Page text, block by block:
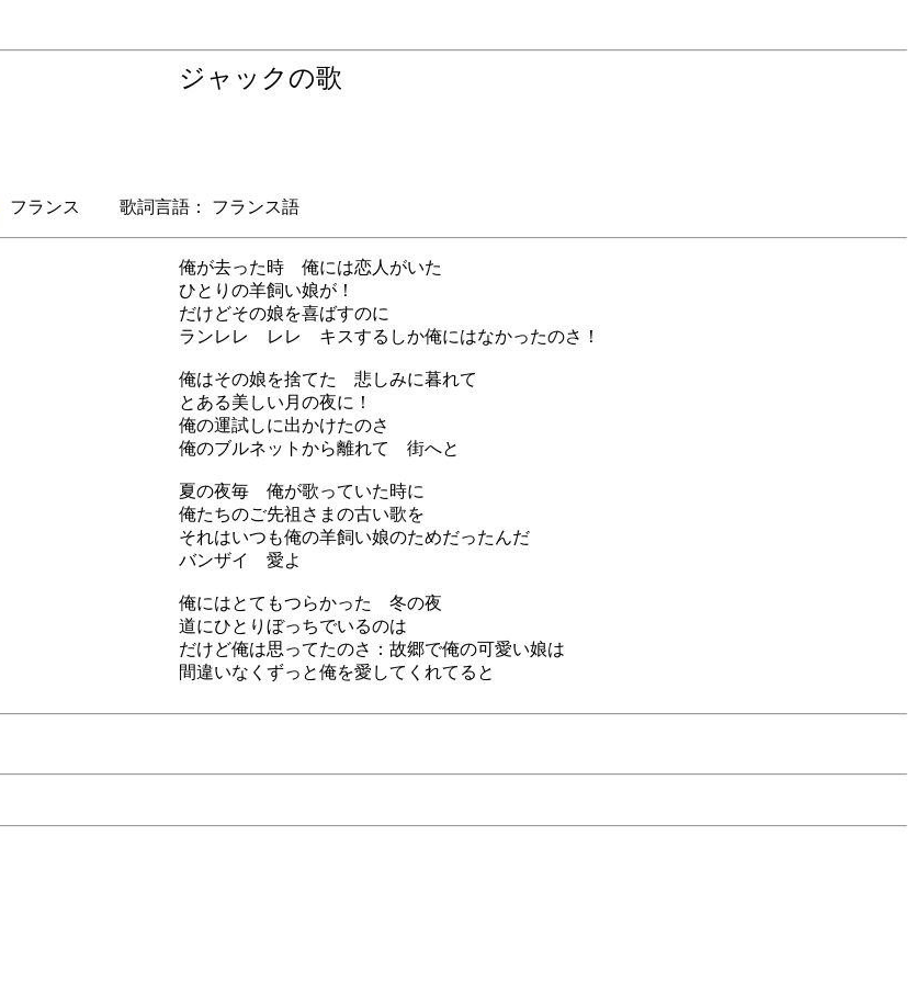
ジャックの歌
フランス 歌詞言語： フランス語
俺が去った時 俺には恋人がいた
ひとりの羊飼い娘が！
だけどその娘を喜ばすのに
ランレレ レレ キスするしか俺にはなかったのさ！
俺はその娘を捨てた 悲しみに暮れて
とある美しい月の夜に！
俺の運試しに出かけたのさ
俺のブルネットから離れて 街へと
夏の夜毎 俺が歌っていた時に
俺たちのご先祖さまの古い歌を
それはいつも俺の羊飼い娘のためだったんだ
バンザイ 愛よ
俺にはとてもつらかった 冬の夜
道にひとりぼっちでいるのは
だけど俺は思ってたのさ：故郷で俺の可愛い娘は
間違いなくずっと俺を愛してくれてると